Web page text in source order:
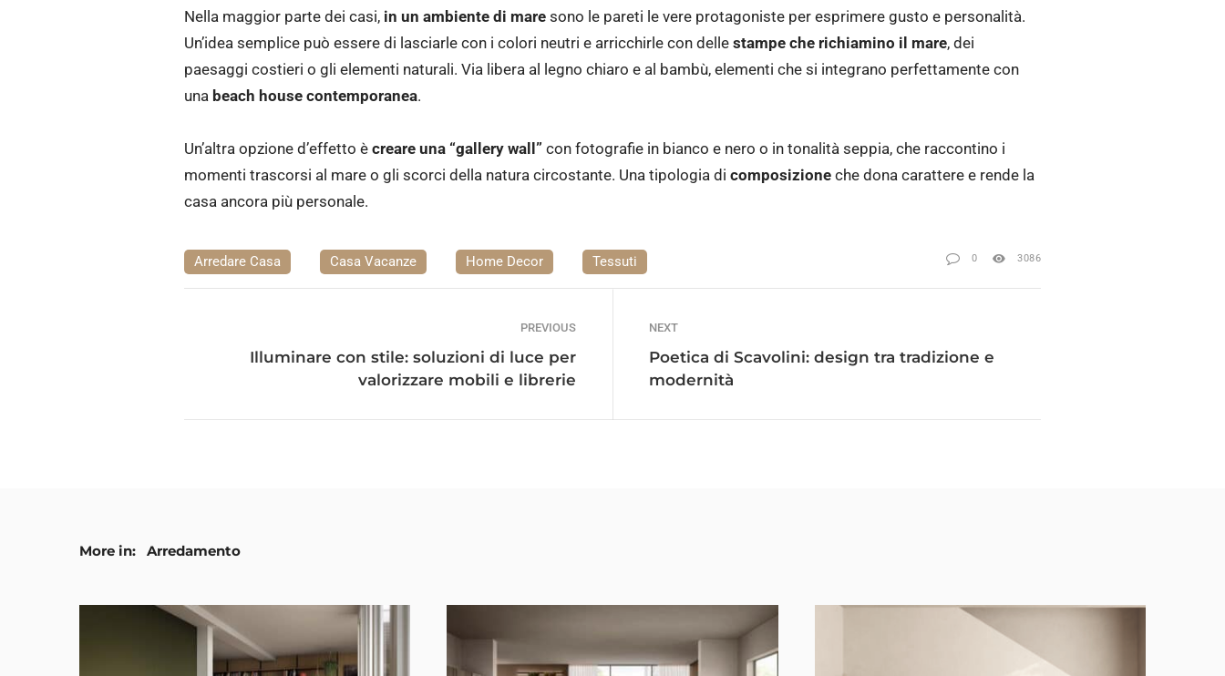
Nella maggior parte dei casi, in un ambiente di mare sono le pareti le vere protagoniste per esprimere gusto e personalità.
Un’idea semplice può essere di lasciarle con i colori neutri e arricchirle con delle stampe che richiamino il mare, dei
paesaggi costieri o gli elementi naturali. Via libera al legno chiaro e al bambù, elementi che si integrano perfettamente con
una beach house contemporanea.
Un’altra opzione d’effetto è creare una “gallery wall” con fotografie in bianco e nero o in tonalità seppia, che raccontino i
momenti trascorsi al mare o gli scorci della natura circostante. Una tipologia di composizione che dona carattere e rende la
casa ancora più personale.
Arredare Casa Casa Vacanze Home Decor Tessuti 0 3086
PREVIOUS
Illuminare con stile: soluzioni di luce per
valorizzare mobili e librerie
NEXT
Poetica di Scavolini: design tra tradizione e
modernità
More in: Arredamento